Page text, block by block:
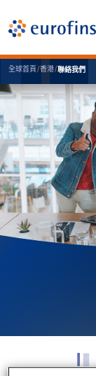
全球首頁/香港/聯絡我們